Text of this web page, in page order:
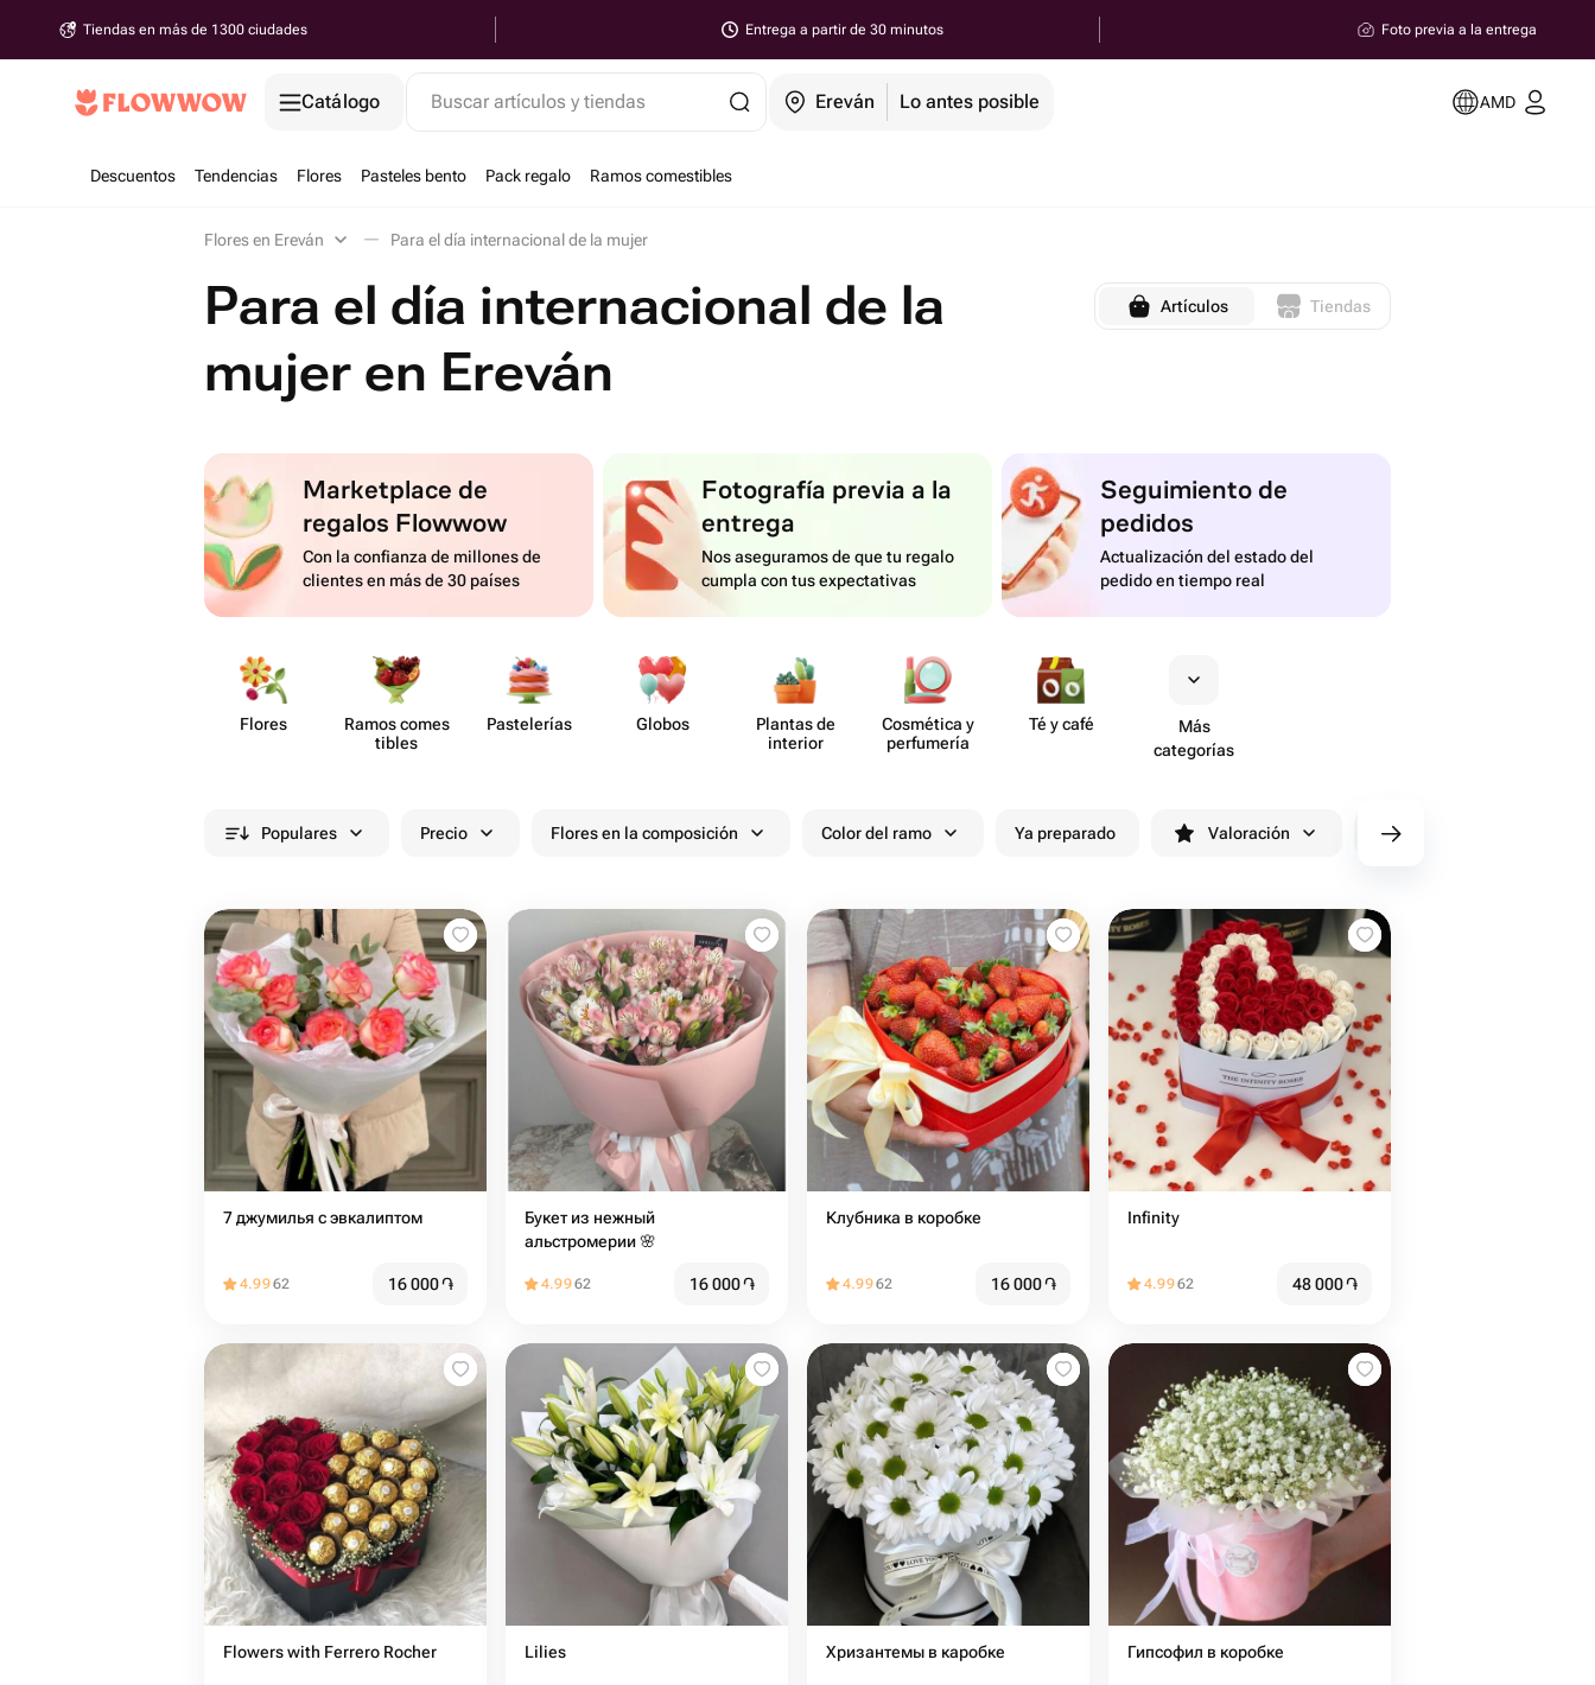
Tiendas en más de 1300 ciudades Entrega a partir de 30 minutos Foto previa a la entrega
Catálogo Buscar artículos y tiendas Ereván Lo antes posible AMD
Descuentos Tendencias Flores Pasteles bento Pack regalo Ramos comestibles
Flores en Ereván Para el día internacional de la mujer
Para el día internacional de la
mujer en Ereván
Artículos Tiendas
Marketplace de
regalos Flowwow
Con la confianza de millones de
clientes en más de 30 países
Fotografía previa a la
entrega
Nos aseguramos de que tu regalo
cumpla con tus expectativas
Seguimiento de
pedidos
Actualización del estado del
pedido en tiempo real
Flores
Ramos comes​
tibles
Paste​lerías Globos
Plantas de
interior
Cosmética y
perf​umería
Té y café
Más
categorías
Populares Precio Flores en la composición Color del ramo Ya preparado Valoración cv/filters/name_fast_delivery
7 джумилья с эвкалиптом
4.9962 16 000֏
Букет из нежный
альстромерии 🌸
4.9962 16 000֏
Клубника в коробке
4.9962 16 000֏
Infinity
4.9962 48 000֏
Flowers with Ferrero Rocher Lilies Хризантемы в каробке Гипсофил в коробке